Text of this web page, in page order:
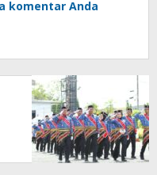
komentar Anda